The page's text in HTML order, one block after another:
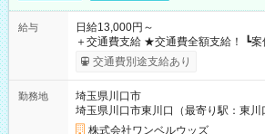
給与
日給13,000円～
＋交通費支給 ★交通費全額支給！ ┗案件により規定あり ★日払
いOK！（規定あり） ┗働いたその日
ンビニATMから 日払い分を引き落とせます！ 【試
交通費別途支給あり
勤務地
埼玉県川口市
埼玉県川口市東川口（最寄り駅：東川
株式会社ワンベルウッズ